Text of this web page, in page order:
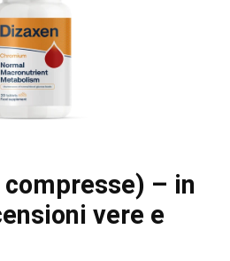
compresse) – in
vere e